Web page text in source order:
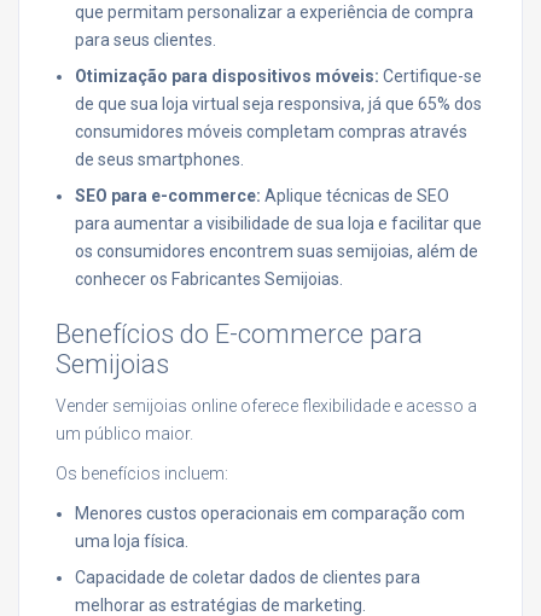
que permitam personalizar a experiência de compra
para seus clientes.
Otimização para dispositivos móveis: Certifique-se
de que sua loja virtual seja responsiva, já que 65% dos
consumidores móveis completam compras através
de seus smartphones.
SEO para e-commerce: Aplique técnicas de SEO
para aumentar a visibilidade de sua loja e facilitar que
os consumidores encontrem suas semijoias, além de
conhecer os Fabricantes Semijoias.
Benefícios do E-commerce para
Semijoias
Vender semijoias online oferece flexibilidade e acesso a
um público maior.
Os benefícios incluem:
Menores custos operacionais em comparação com
uma loja física.
Capacidade de coletar dados de clientes para
melhorar as estratégias de marketing.